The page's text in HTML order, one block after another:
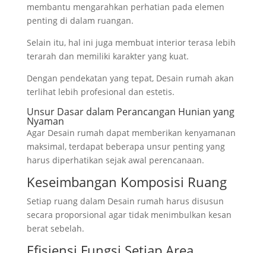
membantu mengarahkan perhatian pada elemen
penting di dalam ruangan.
Selain itu, hal ini juga membuat interior terasa lebih
terarah dan memiliki karakter yang kuat.
Dengan pendekatan yang tepat, Desain rumah akan
terlihat lebih profesional dan estetis.
Unsur Dasar dalam Perancangan Hunian yang
Nyaman
Agar Desain rumah dapat memberikan kenyamanan
maksimal, terdapat beberapa unsur penting yang
harus diperhatikan sejak awal perencanaan.
Keseimbangan Komposisi Ruang
Setiap ruang dalam Desain rumah harus disusun
secara proporsional agar tidak menimbulkan kesan
berat sebelah.